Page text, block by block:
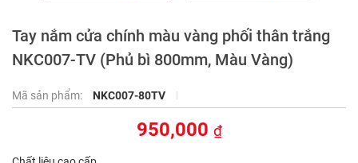
Tay nắm cửa chính màu vàng phối thân trắng
NKC007-TV (Phủ bì 800mm, Màu Vàng)
Mã sản phẩm: NKC007-80TV
950,000 ₫